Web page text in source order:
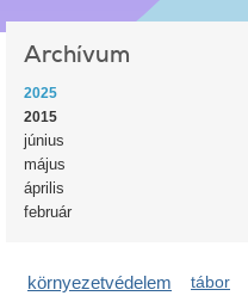
Archívum
2025
2015
június
május
április
február
környezetvédelem tábor